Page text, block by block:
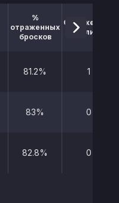
%
отраженных
бросков
Отраженные
буллиты
81.2% 1
83% 0
82.8% 0